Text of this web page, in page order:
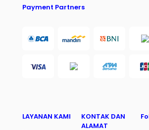
Payment Partners
LAYANAN KAMI
KONTAK DAN
ALAMAT